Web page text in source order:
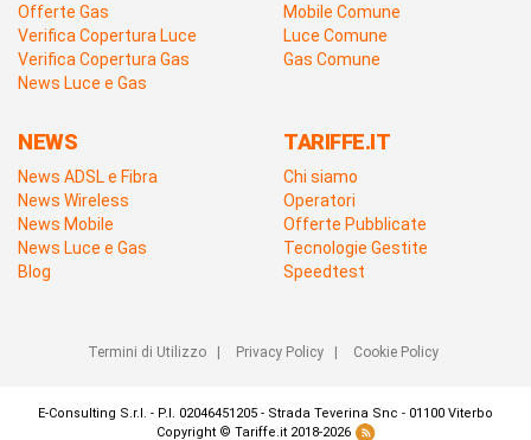
Offerte Gas
Verifica Copertura Luce
Verifica Copertura Gas
News Luce e Gas
Mobile Comune
Luce Comune
Gas Comune
NEWS
News ADSL e Fibra
News Wireless
News Mobile
News Luce e Gas
Blog
TARIFFE.IT
Chi siamo
Operatori
Offerte Pubblicate
Tecnologie Gestite
Speedtest
Termini di Utilizzo| Privacy Policy| Cookie Policy
E-Consulting S.r.l. - P.I. 02046451205 - Strada Teverina Snc - 01100 Viterbo
Copyright © Tariffe.it 2018-2026